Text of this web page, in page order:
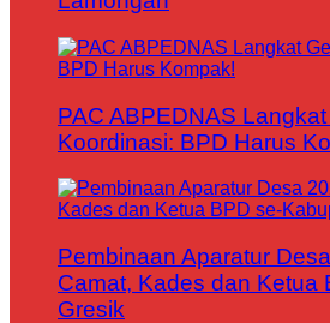
PAC ABPEDNAS
Koordinasi: BPD Harus
Pembinaan Aparatur
Camat, Kades dan Ketua
Gresik